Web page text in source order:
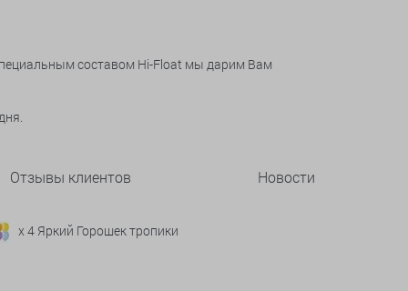
составом Hi-Float мы дарим Вам
Отзывы клиентов Новости
x 4 Яркий Горошек тропики